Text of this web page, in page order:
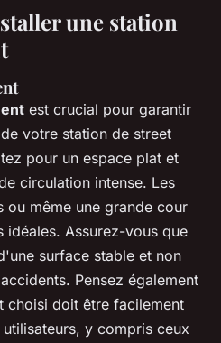
une station
est crucial pour garantir
votre station de street
pour un espace plat et
circulation intense. Les
ou même une grande cour
idéales. Assurez-vous que
surface stable et non
Pensez également
doit être facilement
y compris ceux